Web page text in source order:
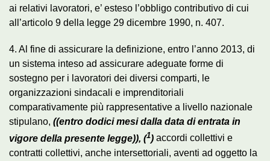
ai relativi lavoratori, e’ esteso l’obbligo contributivo di cui
all’articolo 9 della legge 29 dicembre 1990, n. 407.
4. Al fine di assicurare la definizione, entro l’anno 2013, di
un sistema inteso ad assicurare adeguate forme di
sostegno per i lavoratori dei diversi comparti, le
organizzazioni sindacali e imprenditoriali
comparativamente più rappresentative a livello nazionale
stipulano, ((entro dodici mesi dalla data di entrata in
vigore della presente legge)), (1) accordi collettivi e
contratti collettivi, anche intersettoriali, aventi ad oggetto la